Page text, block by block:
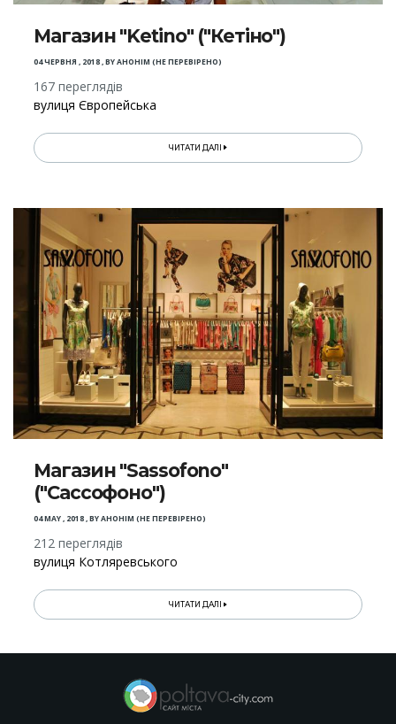
Магазин "Ketino" ("Кетіно")
04 ЧЕРВНЯ , 2018,BYАНОНІМ (НЕ ПЕРЕВІРЕНО)
167 переглядів
вулиця Європейська
ЧИТАТИ ДАЛІ
Магазин "Sassofono"
("Сассофоно")
04 MAY , 2018,BYАНОНІМ (НЕ ПЕРЕВІРЕНО)
212 переглядів
вулиця Котляревського
ЧИТАТИ ДАЛІ